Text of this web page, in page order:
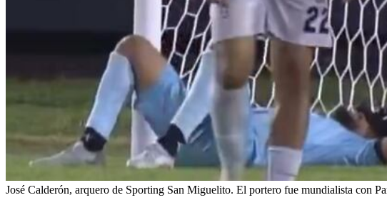
José Calderón, arquero de Sporting San Miguelito. El portero fue mundialista con